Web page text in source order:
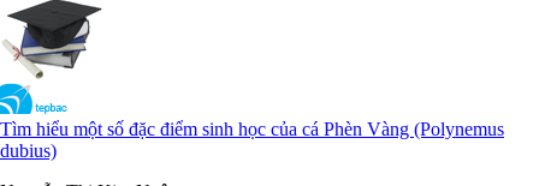
Tìm hiểu một số đặc điểm sinh học của cá Phèn Vàng (Polynemus
dubius)